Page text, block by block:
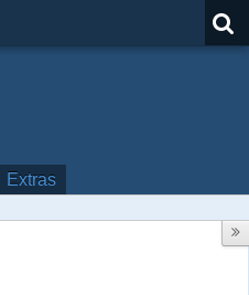
Extras